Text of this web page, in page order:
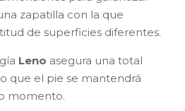
zapatilla con la que
de superficies diferentes.
Leno asegura una total
que el pie se mantendrá
momento.